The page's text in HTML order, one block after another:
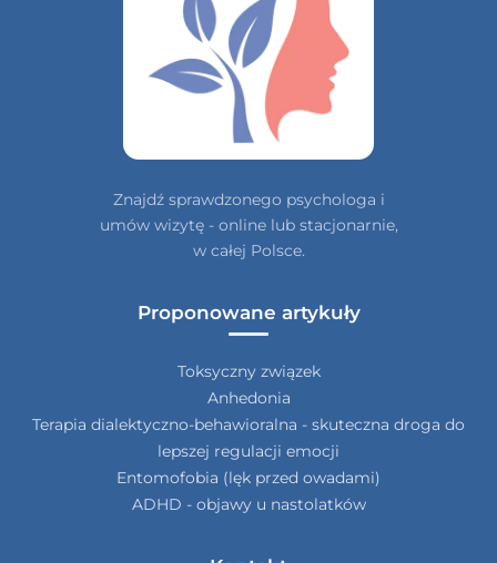
Znajdź sprawdzonego psychologa i
umów wizytę - online lub stacjonarnie,
w całej Polsce.
Proponowane artykuły
Toksyczny związek
Anhedonia
Terapia dialektyczno-behawioralna - skuteczna droga do
lepszej regulacji emocji
Entomofobia (lęk przed owadami)
ADHD - objawy u nastolatków